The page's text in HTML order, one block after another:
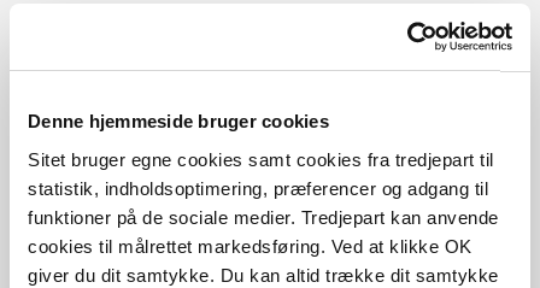
Denne hjemmeside bruger cookies
Sitet bruger egne cookies samt cookies fra tredjepart til
statistik, indholdsoptimering, præferencer og adgang til
funktioner på de sociale medier. Tredjepart kan anvende
cookies til målrettet markedsføring. Ved at klikke OK
giver du dit samtykke. Du kan altid trække dit samtykke
Parkering
Med offentlig transport
Google Maps